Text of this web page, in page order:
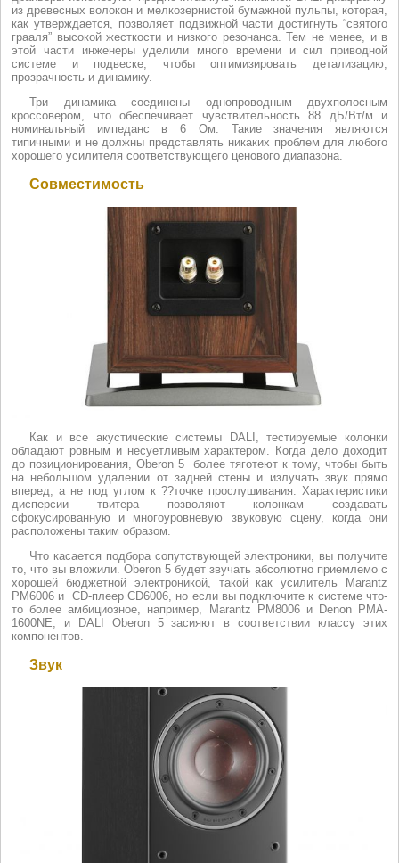
из древесных волокон и мелкозернистой бумажной пульпы, которая,
как утверждается, позволяет подвижной части достигнуть “святого
грааля” высокой жесткости и низкого резонанса. Тем не менее, и в
этой части инженеры уделили много времени и сил приводной
системе и подвеске, чтобы оптимизировать детализацию,
прозрачность и динамику.
Три динамика соединены однопроводным двухполосным
кроссовером, что обеспечивает чувствительность 88 дБ/Вт/м и
номинальный импеданс в 6 Ом. Такие значения являются
типичными и не должны представлять никаких проблем для любого
хорошего усилителя соответствующего ценового диапазона.
Совместимость
Как и все акустические системы DALI, тестируемые колонки
обладают ровным и несуетливым характером. Когда дело доходит
до позиционирования, Oberon 5 более тяготеют к тому, чтобы быть
на небольшом удалении от задней стены и излучать звук прямо
вперед, а не под углом к ??точке прослушивания. Характеристики
дисперсии твитера позволяют колонкам создавать
сфокусированную и многоуровневую звуковую сцену, когда они
расположены таким образом.
Что касается подбора сопутствующей электроники, вы получите
то, что вы вложили. Oberon 5 будет звучать абсолютно приемлемо с
хорошей бюджетной электроникой, такой как усилитель Marantz
PM6006 и CD-плеер CD6006, но если вы подключите к системе что-
то более амбициозное, например, Marantz PM8006 и Denon PMA-
1600NE, и DALI Oberon 5 засияют в соответствии классу этих
компонентов.
Звук